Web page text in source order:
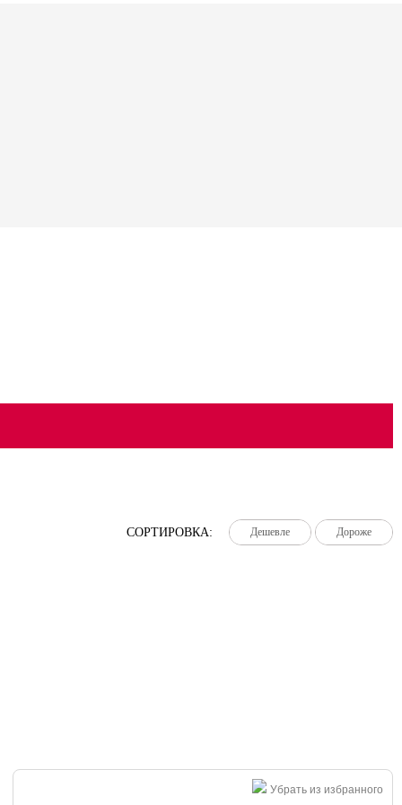
СОРТИРОВКА: Дешевле
Дешевле
Дешевле Дороже
Дороже
Дороже
Убрать из избранного